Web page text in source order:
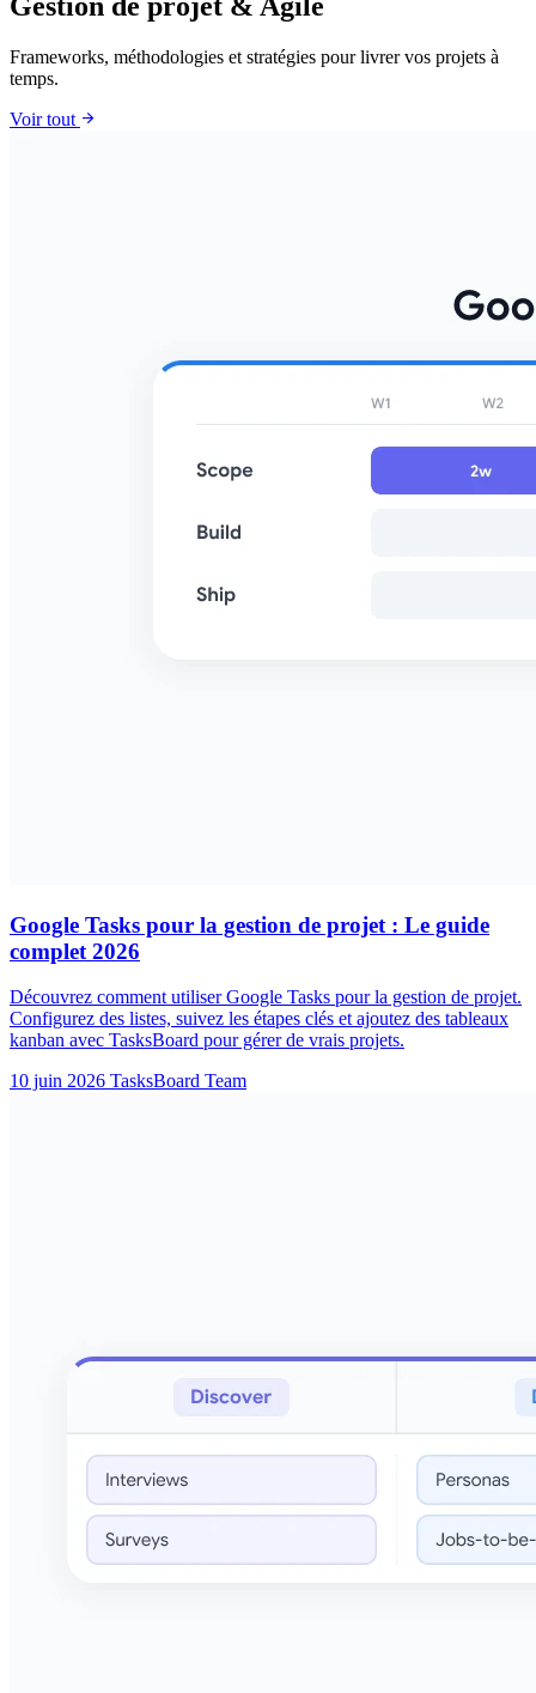
Frameworks, méthodologies et stratégies pour livrer vos projets à
temps.
Voir tout arrow_forward
Google Tasks pour la gestion de projet : Le guide
complet 2026
Découvrez comment utiliser Google Tasks pour la gestion de projet.
Configurez des listes, suivez les étapes clés et ajoutez des tableaux
kanban avec TasksBoard pour gérer de vrais projets.
10 juin 2026 TasksBoard Team